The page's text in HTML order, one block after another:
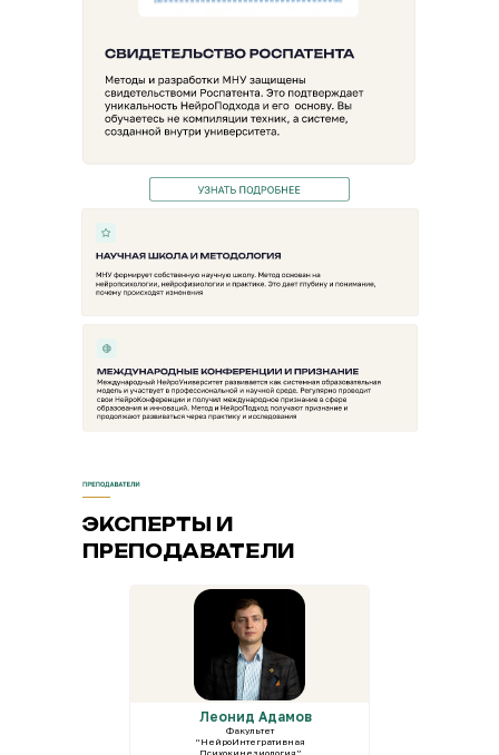
ЭКСПЕРТЫ И
ПРЕПОДАВАТЕЛИ
Леонид Адамов
Факультет
“НейроИнтегративная